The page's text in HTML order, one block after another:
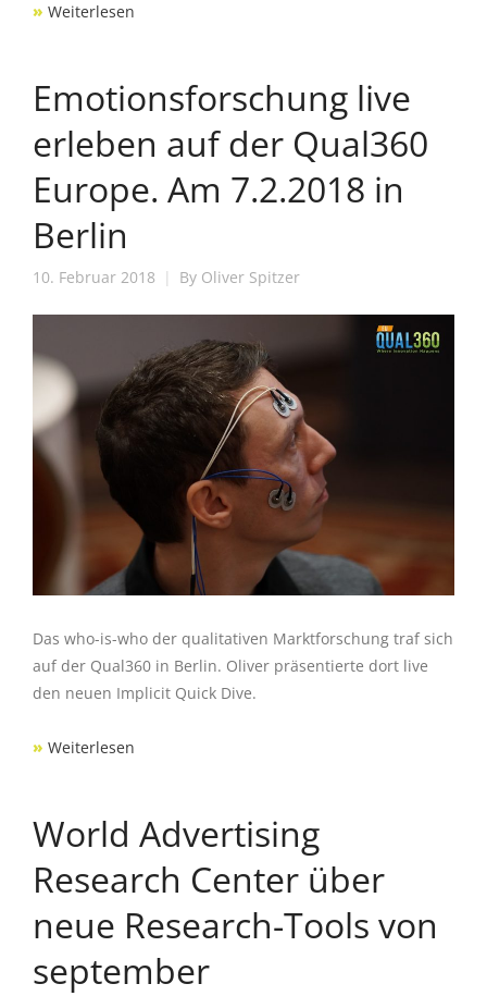
» Weiterlesen
Emotionsforschung live
erleben auf der Qual360
Europe. Am 7.2.2018 in
Berlin
10. Februar 2018 By Oliver Spitzer
Das who-is-who der qualitativen Marktforschung traf sich
auf der Qual360 in Berlin. Oliver präsentierte dort live
den neuen Implicit Quick Dive.
» Weiterlesen
World Advertising
Research Center über
neue Research-Tools von
september